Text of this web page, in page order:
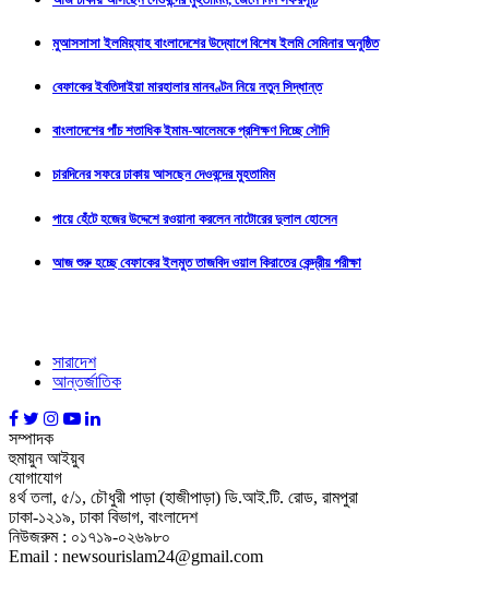
মুআসসাসা ইলমিয়্যাহ বাংলাদেশের উদ্যোগে বিশেষ ইলমি সেমিনার অনুষ্ঠিত
বেফাকের ইবতিদাইয়া মারহালার মানবণ্টন নিয়ে নতুন সিদ্ধান্ত
বাংলাদেশের পাঁচ শতাধিক ইমাম-আলেমকে প্রশিক্ষণ দিচ্ছে সৌদি
চারদিনের সফরে ঢাকায় আসছেন দেওবন্দের মুহতামিম
পায়ে হেঁটে হজের উদ্দেশে রওয়ানা করলেন নাটোরের দুলাল হোসেন
আজ শুরু হচ্ছে বেফাকের ইলমুত তাজবিদ ওয়াল কিরাতের কেন্দ্রীয় পরীক্ষা
সারাদেশ
আন্তর্জাতিক
সম্পাদক
হুমায়ুন আইয়ুব
যোগাযোগ
৪র্থ তলা, ৫/১, চৌধুরী পাড়া (হাজীপাড়া) ডি.আই.টি. রোড, রামপুরা
ঢাকা-১২১৯, ঢাকা বিভাগ, বাংলাদেশ
নিউজরুম : ০১৭১৯-০২৬৯৮০
Email : newsourislam24@gmail.com